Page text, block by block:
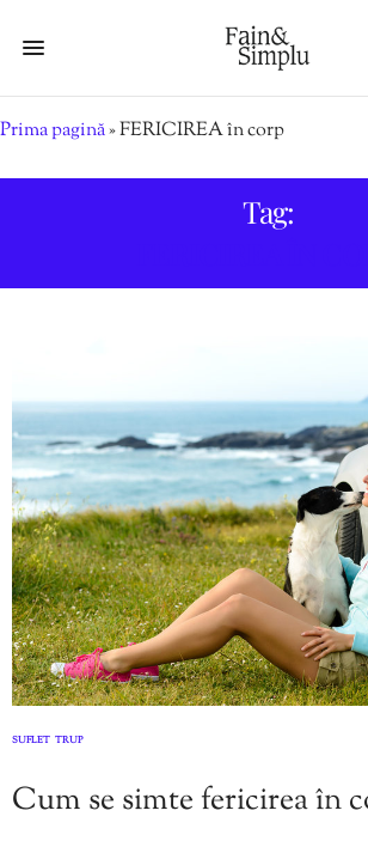
Prima pagină»FERICIREA în corp
Tag:
SUFLET TRUP
Cum se simte fericirea în